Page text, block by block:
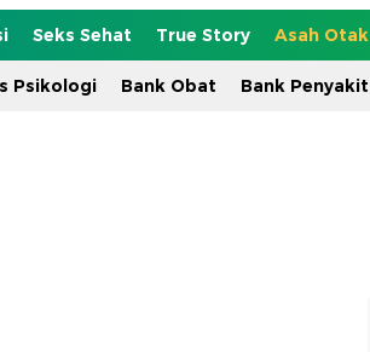
Seks Sehat True Story Asah Otak
Psikologi Bank Obat Bank Penyakit